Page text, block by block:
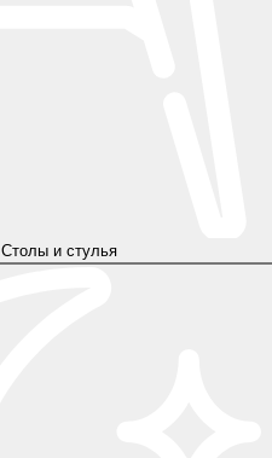
Столы и стулья